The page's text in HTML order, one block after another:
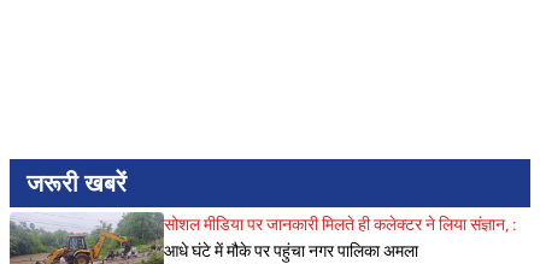
जरूरी खबरें
सोशल मीडिया पर जानकारी मिलते ही कलेक्टर ने लिया संज्ञान, :
आधे घंटे में मौके पर पहुंचा नगर पालिका अमला